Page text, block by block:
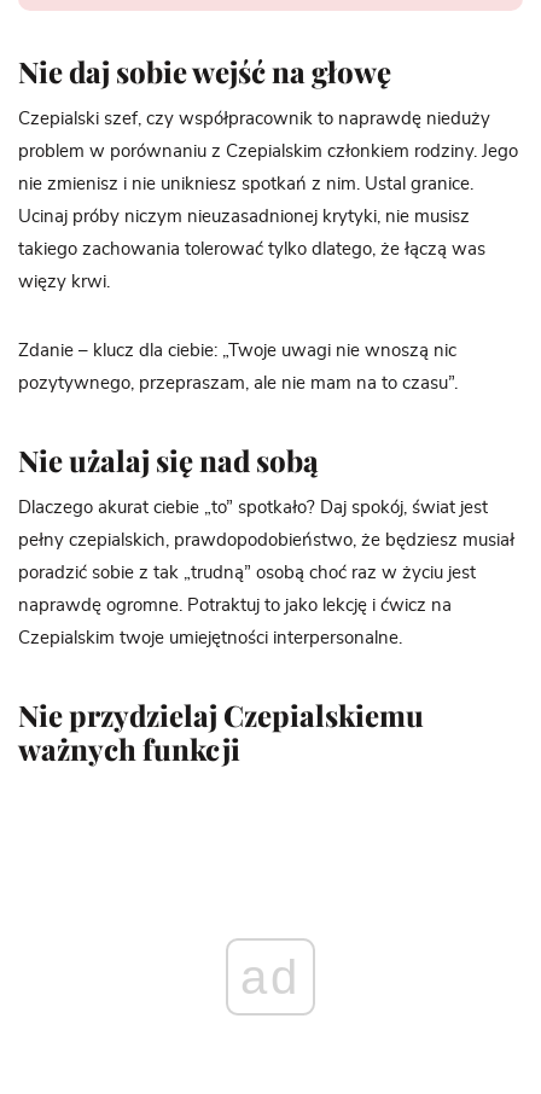
Nie daj sobie wejść na głowę
Czepialski szef, czy współpracownik to naprawdę nieduży
problem w porównaniu z Czepialskim członkiem rodziny. Jego
nie zmienisz i nie unikniesz spotkań z nim. Ustal granice.
Ucinaj próby niczym nieuzasadnionej krytyki, nie musisz
takiego zachowania tolerować tylko dlatego, że łączą was
więzy krwi.
Zdanie – klucz dla ciebie: „Twoje uwagi nie wnoszą nic
pozytywnego, przepraszam, ale nie mam na to czasu”.
Nie użalaj się nad sobą
Dlaczego akurat ciebie „to” spotkało? Daj spokój, świat jest
pełny czepialskich, prawdopodobieństwo, że będziesz musiał
poradzić sobie z tak „trudną” osobą choć raz w życiu jest
naprawdę ogromne. Potraktuj to jako lekcję i ćwicz na
Czepialskim twoje umiejętności interpersonalne.
Nie przydzielaj Czepialskiemu
ważnych funkcji
ad